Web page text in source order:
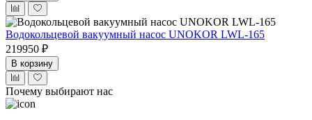
Водокольцевой вакуумный насос UNOKOR LWL-165
219950 ₽
В корзину
Почему выбирают нас